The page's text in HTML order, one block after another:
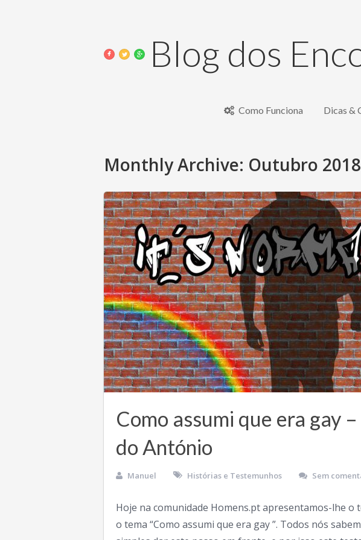
Blog dos
Como Funciona Dicas &
Monthly Archive: Outubro 2018
Como assumi que era gay
do António
Manuel Histórias e Testemunhos Sem
Hoje na comunidade Homens.pt apresentamos-lhe o
o tema “Como assumi que era gay ”. Todos nós